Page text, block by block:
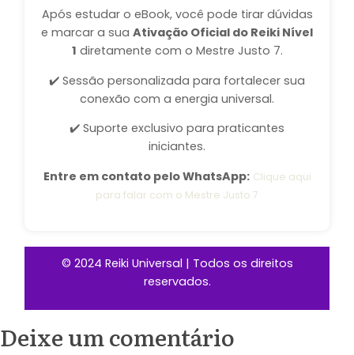
Após estudar o eBook, você pode tirar dúvidas
e marcar a sua Ativação Oficial do Reiki Nível
1 diretamente com o Mestre Justo 7.
✔️ Sessão personalizada para fortalecer sua
conexão com a energia universal.
✔️ Suporte exclusivo para praticantes
iniciantes.
Entre em contato pelo WhatsApp: Clique aqui
para falar com o Mestre Justo 7
© 2024 Reiki Universal | Todos os direitos
reservados.
Deixe um comentário